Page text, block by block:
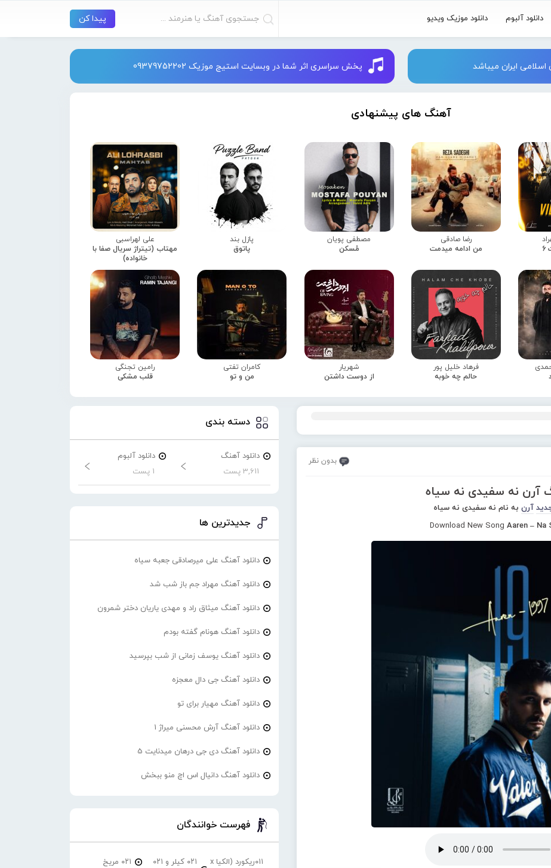
دانلود آلبوم دانلود موزیک ویدیو
ایران میباشد پخش سراسری اثر شما در وبسایت استیج موزیک 09379752202
آهنگ های پیشنهادی
رضا صادقی
من ادامه میدمت
مصطفی پویان
مُسکن
پازل بند
پاتوق
علی لهراسبی
مهتاب (تیتراژ سریال صفا با
خانواده)
فرهاد خلیل پور
حالم چه خوبه
شهریار
از دوست داشتن
کامران تفتی
من و تو
رامین تجنگی
قلب مشکی
بدون نظر
آرن نه سفیدی نه سیاه
آرن به نام نه سفیدی نه سیاه
Download New Song Aaren – Na
دسته بندی
دانلود آهنگ
3,611 پست
دانلود آلبوم
1 پست
جدیدترین ها
دانلود آهنگ علی میرصادقی جعبه سیاه
دانلود آهنگ مهراد جم باز شب شد
دانلود آهنگ میثاق راد و مهدی یاریان دختر شمرون
دانلود آهنگ هونام گفته بودم
دانلود آهنگ یوسف زمانی از شب بپرسید
دانلود آهنگ جی دال معجزه
دانلود آهنگ مهیار برای تو
دانلود آهنگ آرش محسنی میراژ 1
دانلود آهنگ دی جی درهان میدنایت 5
دانلود آهنگ دانیال اس اچ منو ببخش
فهرست خوانندگان
۰۱۱ریکورد (الکیا x
۰۲۱ کیلر و ۰۲۱
۰۲۱ مریخ